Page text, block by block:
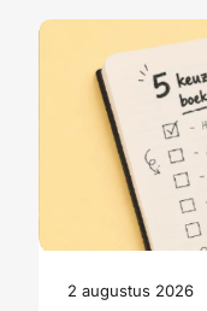
2 augustus 2026